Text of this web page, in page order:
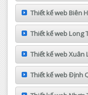
Thiết kế web Biên
Thiết kế web Long
Thiết kế web Xuân
Thiết kế web Định